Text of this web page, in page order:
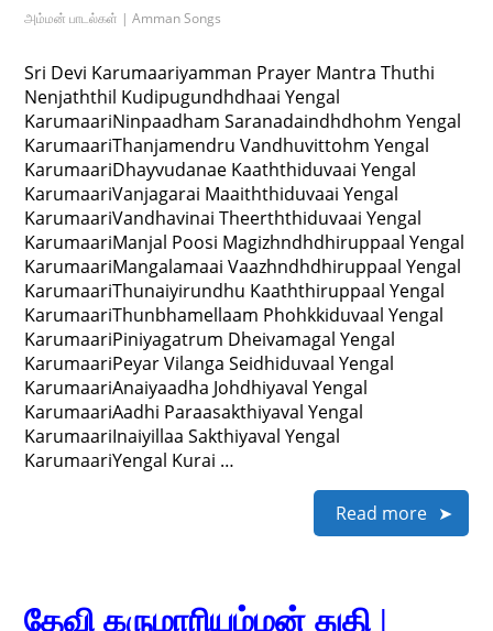
அம்மன் பாடல்கள் | Amman Songs
Sri Devi Karumaariyamman Prayer Mantra Thuthi
Nenjaththil Kudipugundhdhaai Yengal
KarumaariNinpaadham Saranadaindhdhohm Yengal
KarumaariThanjamendru Vandhuvittohm Yengal
KarumaariDhayvudanae Kaaththiduvaai Yengal
KarumaariVanjagarai Maaiththiduvaai Yengal
KarumaariVandhavinai Theerththiduvaai Yengal
KarumaariManjal Poosi Magizhndhdhiruppaal Yengal
KarumaariMangalamaai Vaazhndhdhiruppaal Yengal
KarumaariThunaiyirundhu Kaaththiruppaal Yengal
KarumaariThunbhamellaam Phohkkiduvaal Yengal
KarumaariPiniyagatrum Dheivamagal Yengal
KarumaariPeyar Vilanga Seidhiduvaal Yengal
KarumaariAnaiyaadha Johdhiyaval Yengal
KarumaariAadhi Paraasakthiyaval Yengal
KarumaariInaiyillaa Sakthiyaval Yengal
KarumaariYengal Kurai …
Read more
தேவி கருமாரியம்மன் துதி |